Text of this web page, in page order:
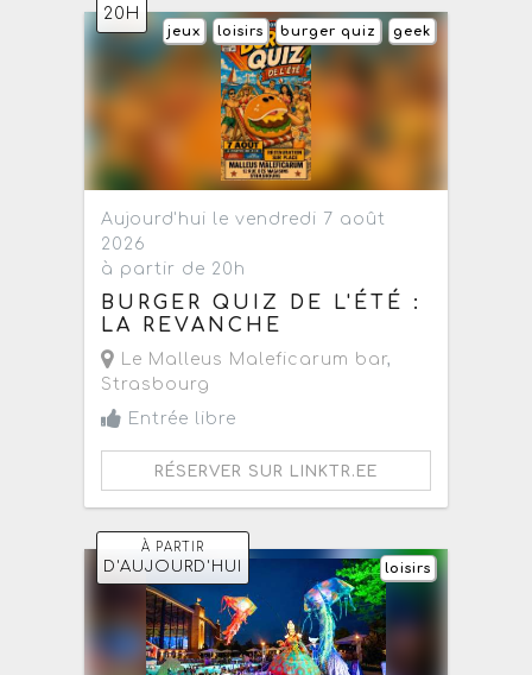
20H
geek
burger quiz
loisirs
jeux
Aujourd'hui le vendredi 7 août
2026
à partir de 20h
BURGER QUIZ DE L'ÉTÉ :
LA REVANCHE
Le Malleus Maleficarum bar,
Strasbourg
Entrée libre
RÉSERVER SUR LINKTR.EE
À PARTIR
D'AUJOURD'HUI loisirs